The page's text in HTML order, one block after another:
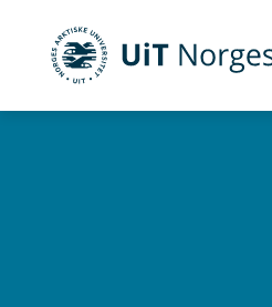
UiT Norges arktiske